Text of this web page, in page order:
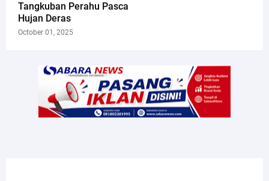
Tangkuban Perahu Pasca
Hujan Deras
October 01, 2025